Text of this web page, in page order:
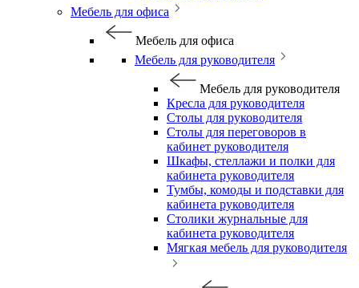
Мебель для офиса
Мебель для офиса
Мебель для руководителя
Мебель для руководителя
Кресла для руководителя
Столы для руководителя
Столы для переговоров в
кабинет руководителя
Шкафы, стеллажи и полки для
кабинета руководителя
Тумбы, комоды и подставки для
кабинета руководителя
Столики журнальные для
кабинета руководителя
Мягкая мебель для руководителя